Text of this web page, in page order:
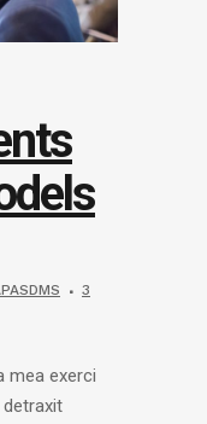
3
mea exerci
detraxit